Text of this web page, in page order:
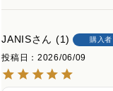
JANIS 1 購入者
投稿日
2026/06/09